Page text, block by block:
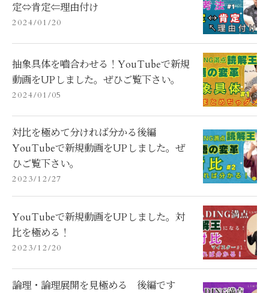
定⇔肯定⇐理由付け
2024/01/20
抽象具体を嚙合わせる！YouTubeで新規
動画をUPしました。ぜひご覧下さい。
2024/01/05
対比を極めて分ければ分かる後編
YouTubeで新規動画をUPしました。ぜ
ひご覧下さい。
2023/12/27
YouTubeで新規動画をUPしました。対
比を極める！
2023/12/20
論理・論理展開を見極める 後編です